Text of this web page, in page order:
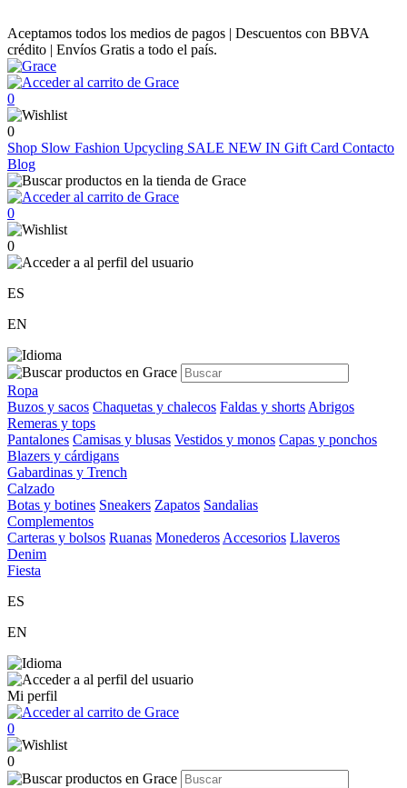
Aceptamos todos los medios de pagos | Descuentos con BBVA
crédito | Envíos Gratis a todo el país.
0
0
Shop Slow Fashion Upcycling SALE NEW IN Gift Card Contacto
Blog
0
0
ES
EN
Ropa
Buzos y sacos Chaquetas y chalecos Faldas y shorts Abrigos
Remeras y tops
Pantalones Camisas y blusas Vestidos y monos Capas y ponchos
Blazers y cárdigans
Gabardinas y Trench
Calzado
Botas y botines Sneakers Zapatos Sandalias
Complementos
Carteras y bolsos Ruanas Monederos Accesorios Llaveros
Denim
Fiesta
ES
EN
Mi perfil
0
0